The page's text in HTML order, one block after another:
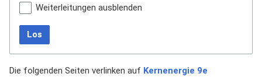
Weiterleitungen ausblenden
Los
Die folgenden Seiten verlinken auf Kernenergie 9e